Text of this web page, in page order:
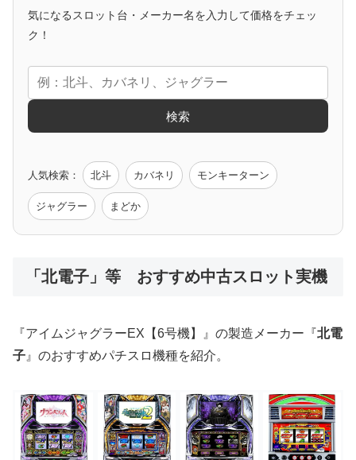
アニメタイアップ
エヴァ コードギアス 化物語 炎炎ノ消防隊
モンハン バイオ ペルソナ
気になるスロット台・メーカー名を入力して価格をチェッ
ク！
検索
人気検索： 北斗 カバネリ モンキーターン
ジャグラー まどか
「北電子」等 おすすめ中古スロット実機
『アイムジャグラーEX【6号機】』の製造メーカー『北電
子 』のおすすめパチスロ機種を紹介。